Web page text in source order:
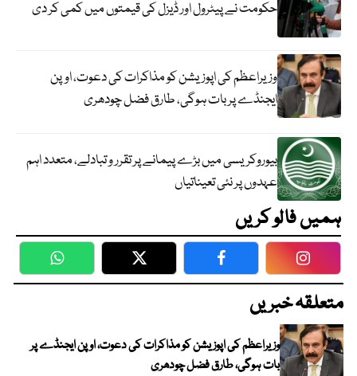
حکومت نے پیٹرول اور ڈیزل کی قیمتوں میں کمی کر دی
وزیراعظم کی اپوزیشن کو مذاکرات کی دعوت، اوپن
ایجنڈے پر بات ہوگی، طارق فضل چودھری
بیوروکریسی میں بڑے پیمانے پر تقرر و تبادلے، متعدد اہم
عہدوں پر نئی تعیناتیاں
ہمیں فالو کریں
WhatsApp Twitter Facebook
متعلقہ خبریں
وزیراعظم کی اپوزیشن کو مذاکرات کی دعوت، اوپن ایجنڈے پر
بات ہوگی، طارق فضل چودھری